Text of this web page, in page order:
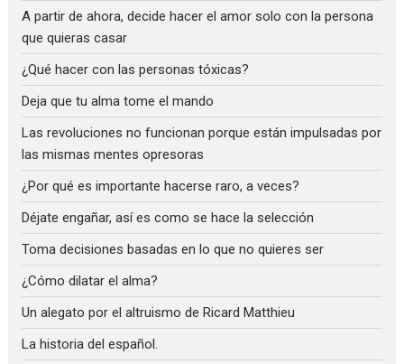
A partir de ahora, decide hacer el amor solo con la persona
que quieras casar
¿Qué hacer con las personas tóxicas?
Deja que tu alma tome el mando
Las revoluciones no funcionan porque están impulsadas por
las mismas mentes opresoras
¿Por qué es importante hacerse raro, a veces?
Déjate engañar, así es como se hace la selección
Toma decisiones basadas en lo que no quieres ser
¿Cómo dilatar el alma?
Un alegato por el altruismo de Ricard Matthieu
La historia del español.